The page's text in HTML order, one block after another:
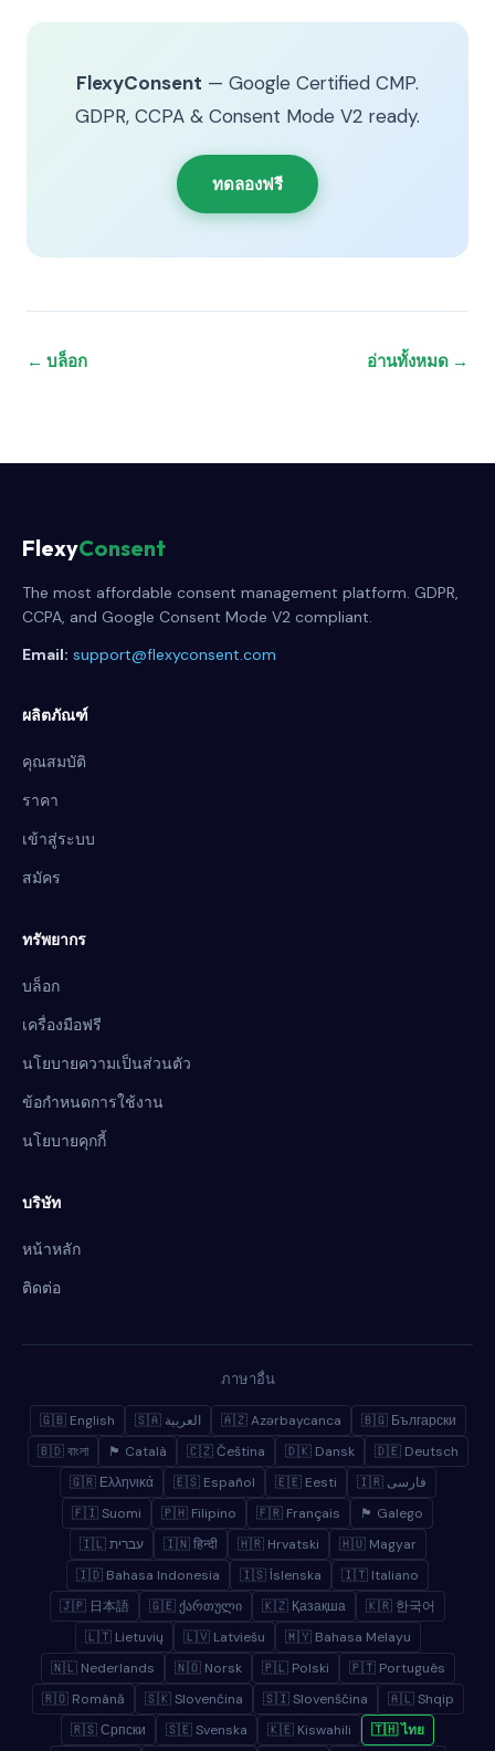
FlexyConsent — Google Certified CMP.
GDPR, CCPA & Consent Mode V2 ready.
ทดลองฟรี
← บล็อก อ่านทั้งหมด →
FlexyConsent
The most affordable consent management platform. GDPR,
CCPA, and Google Consent Mode V2 compliant.
Email: support@flexyconsent.com
ผลิตภัณฑ์
คุณสมบัติ
ราคา
เข้าสู่ระบบ
สมัคร
ทรัพยากร
บล็อก
เครื่องมือฟรี
นโยบายความเป็นส่วนตัว
ข้อกำหนดการใช้งาน
นโยบายคุกกี้
บริษัท
หน้าหลัก
ติดต่อ
ภาษาอื่น
🇬🇧 English 🇸🇦 العربية 🇦🇿 Azərbaycanca
🇧🇬 Български
🇧🇩 বাংলা
🏴 Català 🇨🇿 Čeština 🇩🇰 Dansk
🇩🇪 Deutsch
🇬🇷 Ελληνικά
🇪🇸 Español 🇪🇪 Eesti
🇮🇷 فارسی
🇫🇮 Suomi
🇵🇭 Filipino 🇫🇷 Français
🏴 Galego
🇮🇱 עברית
🇮🇳 हिन्दी 🇭🇷 Hrvatski
🇭🇺 Magyar
🇮🇩 Bahasa Indonesia
🇮🇸 Íslenska
🇮🇹 Italiano
🇯🇵 日本語
🇬🇪 ქართული 🇰🇿 Қазақша
🇰🇷 한국어
🇱🇹 Lietuvių
🇱🇻 Latviešu
🇲🇾 Bahasa Melayu
🇳🇱 Nederlands
🇳🇴 Norsk 🇵🇱 Polski
🇵🇹 Português
🇷🇴 Română
🇸🇰 Slovenčina 🇸🇮 Slovenščina
🇦🇱 Shqip
🇷🇸 Српски
🇸🇪 Svenska 🇰🇪 Kiswahili 🇹🇭 ไทย